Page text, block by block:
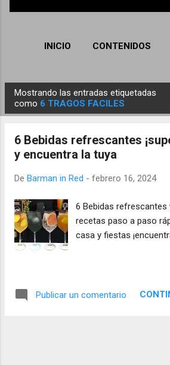
INICIO CONTENIDOS
n
Mostrando las entradas etiquetadas
como 6 TRAGOS FACILES
6 Bebidas refrescantes
y encuentra la tuya
De Barman in Red - febrero 16, 2024
6 Bebidas refrescantes
recetas paso a paso
casa y fiestas
Publicar un comentario